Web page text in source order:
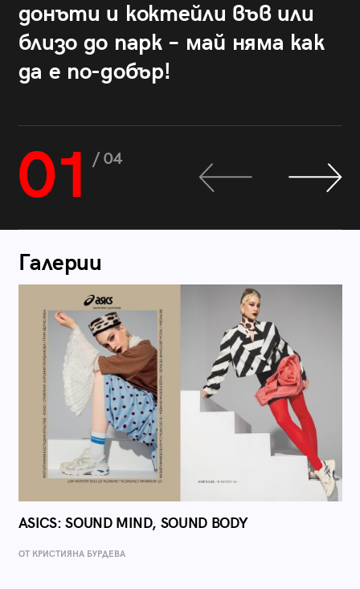
донъти и коктейли във или
близо до парк – май няма как
да е по-добър!
01 / 04
Галерии
ASICS: SOUND MIND, SOUND BODY
ОТ КРИСТИЯНА БУРДЕВА